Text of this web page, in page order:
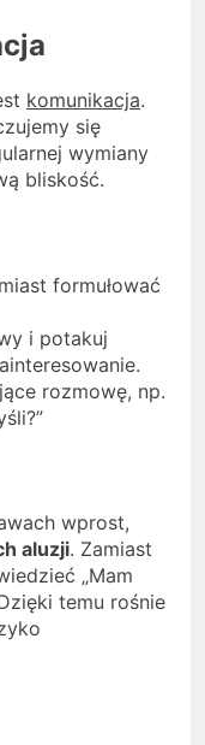
komunikacja.
się
wymiany
bliskość.
formułować
i potakuj
rozmowę, np.
wprost,
aluzji. Zamiast
„Mam
temu rośnie